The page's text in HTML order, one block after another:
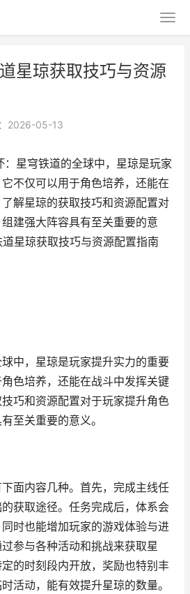
星琼获取技巧与资源
2026-05-13
星穹铁道的全球中，星琼是玩家
不仅可以用于角色培养，还能在
解星琼的获取技巧和资源配置对
建强大阵容具有至关重要的意
星琼获取技巧与资源配置指南
中，星琼是玩家提升实力的重要
色培养，还能在战斗中发挥关键
巧和资源配置对于玩家提升角色
至关重要的意义。
面内容几种。首先，完成主线任
获取途径。任务完成后，体系会
时也能增加玩家的游戏体验与进
参与各种活动和挑战来获取星
的时刻段内开放，奖励也特别丰
活动，能有效提升星琼的数量。